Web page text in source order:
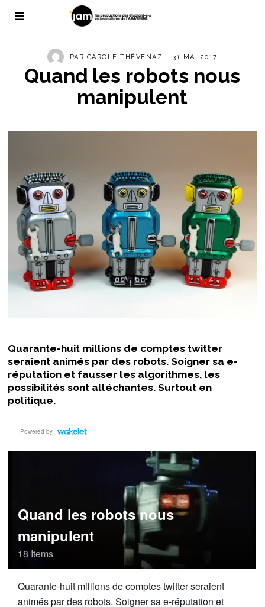
PAR CAROLE THÉVENAZ 31 MAI 2017
Quand les robots nous
manipulent
Quarante-huit millions de comptes twitter
seraient animés par des robots. Soigner sa e-
réputation et fausser les algorithmes, les
possibilités sont alléchantes. Surtout en
politique.